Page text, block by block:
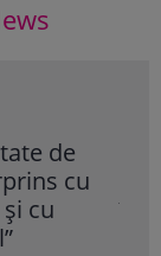
de
cu
cu